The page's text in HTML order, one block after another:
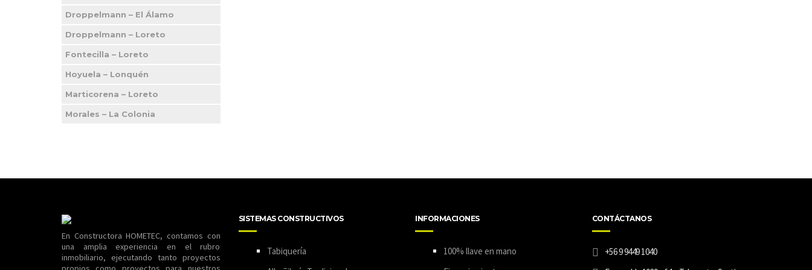
Droppelmann – El Álamo
Droppelmann – Loreto
Fontecilla – Loreto
Hoyuela – Lonquén
Marticorena – Loreto
Morales – La Colonia
En Constructora HOMETEC, contamos con
una amplia experiencia en el rubro
inmobiliario, ejecutando tanto proyectos
SISTEMAS CONSTRUCTIVOS
Tabiquería
INFORMACIONES
100% llave en mano
CONTÁCTANOS
+56 9 9449 1040